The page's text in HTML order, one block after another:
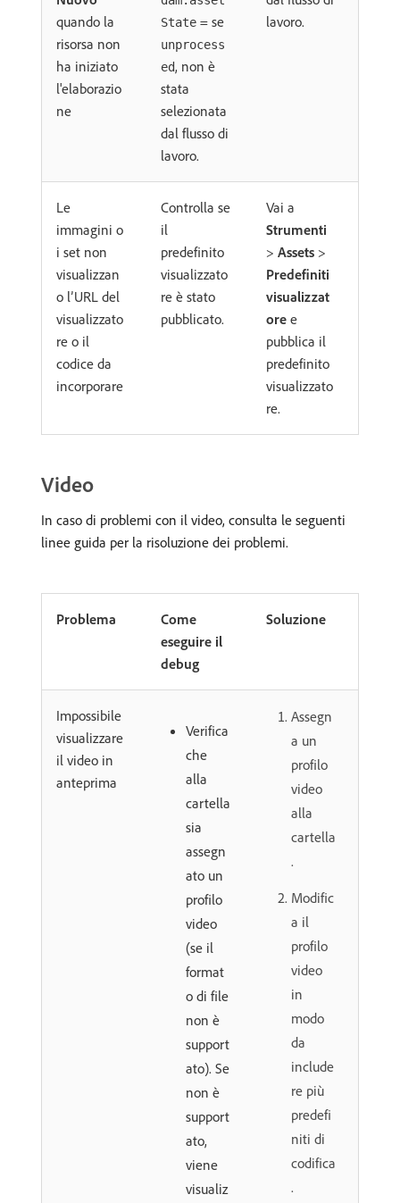
quando la
risorsa non
ha iniziato
l'elaborazio
ne
State = se
unprocess
ed, non è
stata
selezionata
dal flusso di
lavoro.
lavoro.
Le
immagini o
i set non
visualizzan
o l’URL del
visualizzato
re o il
codice da
incorporare
Controlla se
il
predefinito
visualizzato
re è stato
pubblicato.
Vai a
Strumenti
> Assets >
Predefiniti
visualizzat
ore e
pubblica il
predefinito
visualizzato
re.
Video
In caso di problemi con il video, consulta le seguenti
linee guida per la risoluzione dei problemi.
Problema
Come
eseguire il
debug
Soluzione
Impossibile
visualizzare
il video in
anteprima
Verifica
che
alla
cartella
sia
assegn
ato un
profilo
video
(se il
format
o di file
non è
support
ato). Se
non è
support
ato,
viene
visualiz
Assegn
a un
profilo
video
alla
cartella
.
Modific
a il
profilo
video
in
modo
da
include
re più
predefi
niti di
codifica
.